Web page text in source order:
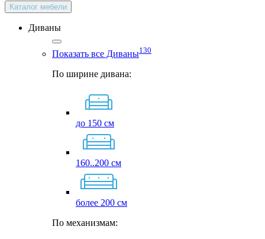
Каталог мебели
Диваны
Показать все Диваны130
По ширине дивана:
до 150 см
160..200 см
более 200 см
По механизмам: